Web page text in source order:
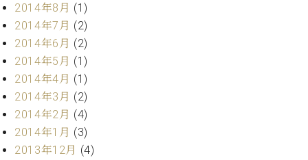
2014年8月 (1)
2014年7月 (2)
2014年6月 (2)
2014年5月 (1)
2014年4月 (1)
2014年3月 (2)
2014年2月 (4)
2014年1月 (3)
2013年12月 (4)